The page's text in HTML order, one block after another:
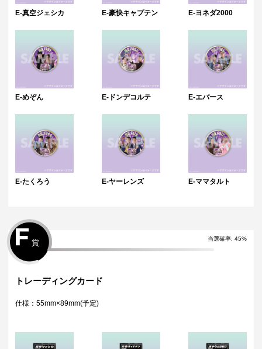
E-真空ジェシカ E-豪快キャプテン E-ヨネダ2000
E-めぞん E-ドンデコルテ E-エバース
E-たくろう E-ヤーレンズ E-ママタルト
当選確率: 45%
F 賞
トレーディングカード
仕様：55mm×89mm(予定)